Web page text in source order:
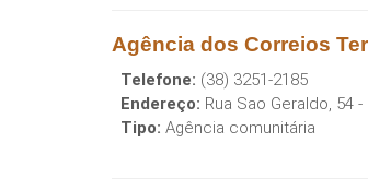
Agência dos Correios
Telefone: (38) 3251-2185
Endereço: Rua Sao Geraldo, 54
Tipo: Agência comunitária